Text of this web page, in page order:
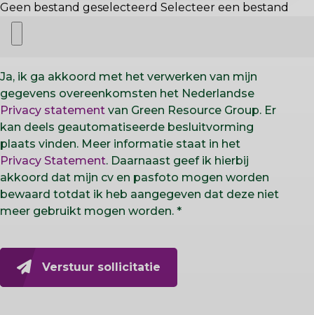
Geen bestand geselecteerd Selecteer een bestand
Ja, ik ga akkoord met het verwerken van mijn
gegevens overeenkomsten het Nederlandse
Privacy statement van Green Resource Group. Er
kan deels geautomatiseerde besluitvorming
plaats vinden. Meer informatie staat in het
Privacy Statement. Daarnaast geef ik hierbij
akkoord dat mijn cv en pasfoto mogen worden
bewaard totdat ik heb aangegeven dat deze niet
meer gebruikt mogen worden.
Verstuur sollicitatie